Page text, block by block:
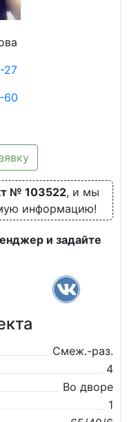
27
60
№ 103522, и мы
информацию!
и задайте
Смеж.-раз.
4
Во дворе
1